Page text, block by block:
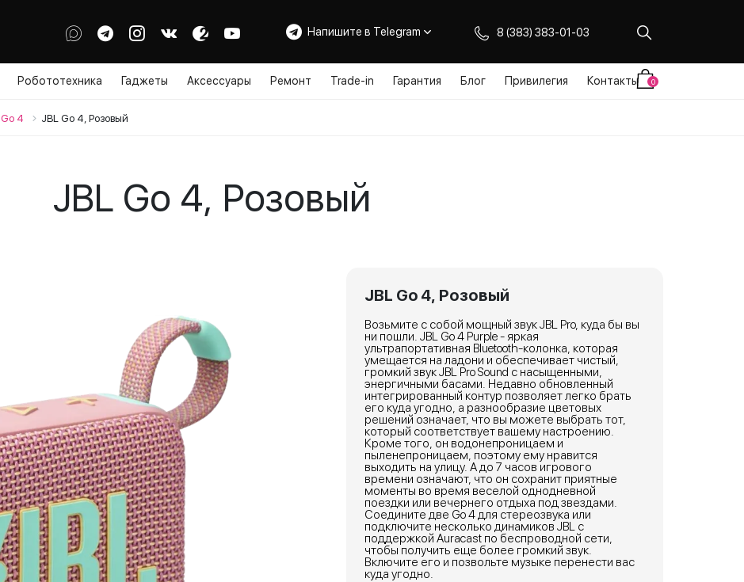
Напишите в Telegram 8 (383) 383-01-03
Робототехника Гаджеты Аксессуары Ремонт Trade-in Гарантия Блог Привилегия Контакты 0
Go 4 JBL Go 4, Розовый
JBL Go 4, Розовый
JBL Go 4, Розовый
Возьмите с собой мощный звук JBL Pro, куда бы вы
ни пошли. JBL Go 4 Purple - яркая
ультрапортативная Bluetooth-колонка, которая
умещается на ладони и обеспечивает чистый,
громкий звук JBL Pro Sound с насыщенными,
энергичными басами. Недавно обновленный
интегрированный контур позволяет легко брать
его куда угодно, а разнообразие цветовых
решений означает, что вы можете выбрать тот,
который соответствует вашему настроению.
Кроме того, он водонепроницаем и
пыленепроницаем, поэтому ему нравится
выходить на улицу. А до 7 часов игрового
времени означают, что он сохранит приятные
моменты во время веселой однодневной
поездки или вечернего отдыха под звездами.
Соедините две Go 4 для стереозвука или
подключите несколько динамиков JBL с
поддержкой Auracast по беспроводной сети,
чтобы получить еще более громкий звук.
Включите его и позвольте музыке перенести вас
куда угодно.